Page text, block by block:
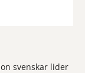
svenskar lider